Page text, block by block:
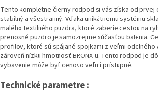
Tento kompletne čierny rodpod si vás získa od prvej
stabilný a všestranný. Vďaka unikátnemu systému
malého textilného puzdra, ktoré zaberie cestou na
prenosné puzdro je samozrejme súčasťou balenia.
profilov, ktoré sú spájané spojkami z veľmi odolného
zároveň nízku hmotnosť BRONX-u. Tento rodpod je
vybavenie môže byť cenovo veľmi prístupné.
Technické parametre :